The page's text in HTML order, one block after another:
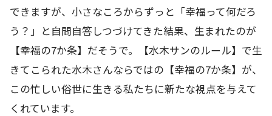
できますが、小さなころからずっと「幸福って何だろ
う？」と自問自答しつづけてきた結果、生まれたのが
【幸福の7か条】だそうで。【水木サンのルール】で生
きてこられた水木さんならではの【幸福の7か条】が、
この忙しい俗世に生きる私たちに新たな視点を与えて
くれています。